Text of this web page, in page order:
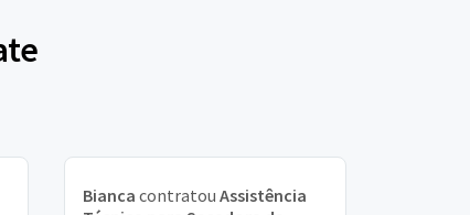
Bianca contratou Assistência